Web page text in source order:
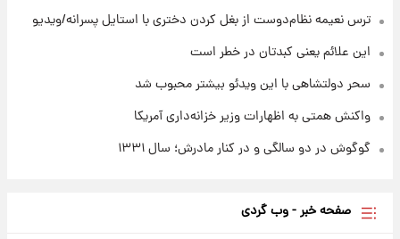
نعیمه نظام‌دوست از بغل کردن دختری با استایل پسرانه/ویدیو
علائم یعنی کبدتان در خطر است
دولتشاهی با این ویدئو بیشتر محبوب شد
همتی به اظهارات وزیر خزانه‌داری آمریکا
در دو سالگی و در کنار مادرش؛ سال ۱۳۳۱
صفحه خبر - وب گردی